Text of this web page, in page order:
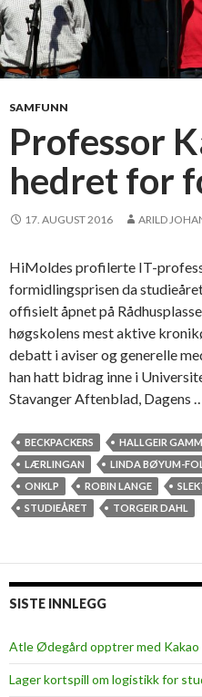
t
j
e
r
a
A
n
n
o
t
h
e
N
o
r
t
´
a
q
u
2
0
1
8
SAMFUNN
Professor
hedret for
17. AUGUST 2016 ARILD
HiMoldes profilerte IT-
formidlingsprisen da
offisielt åpnet på
høgskolens mest aktive
debatt i aviser og generelle
han hatt bidrag inne i
Stavanger Aftenblad, Dagens
BECKPACKERS HALLGEIR
LÆRLINGAN
LINDA BØYUM-
ONKLP
ROBIN LANGE
STUDIEÅRET
TORGEIR DAHL
SISTE INNLEGG
Atle Ødegård opptrer med Kakao
Lager kortspill om logistikk for